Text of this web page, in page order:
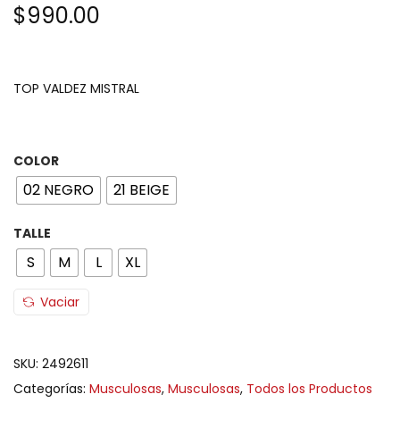
$990.00
TOP VALDEZ MISTRAL
COLOR
02 NEGRO 21 BEIGE
TALLE
S M L XL
Vaciar
SKU: 2492611
Categorías: Musculosas, Musculosas, Todos los Productos